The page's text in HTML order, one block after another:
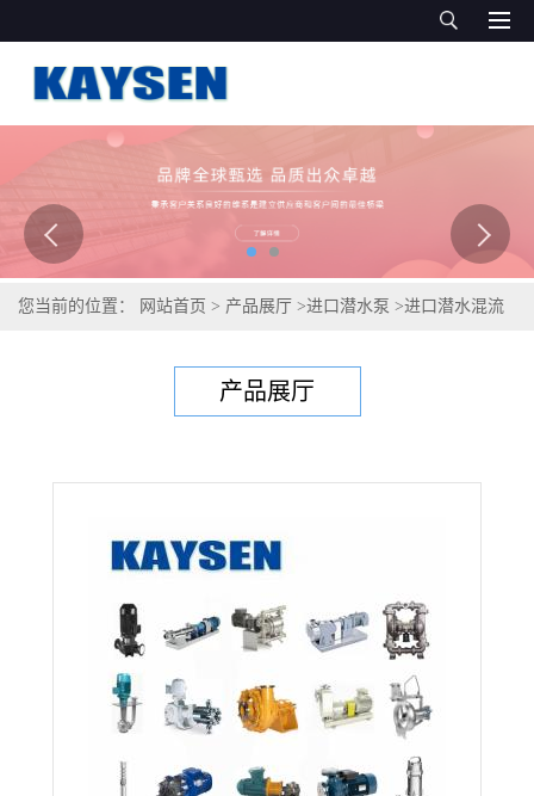
您当前的位置： 网站首页 > 产品展厅 >进口潜水泵 >进口潜水混流
产品展厅